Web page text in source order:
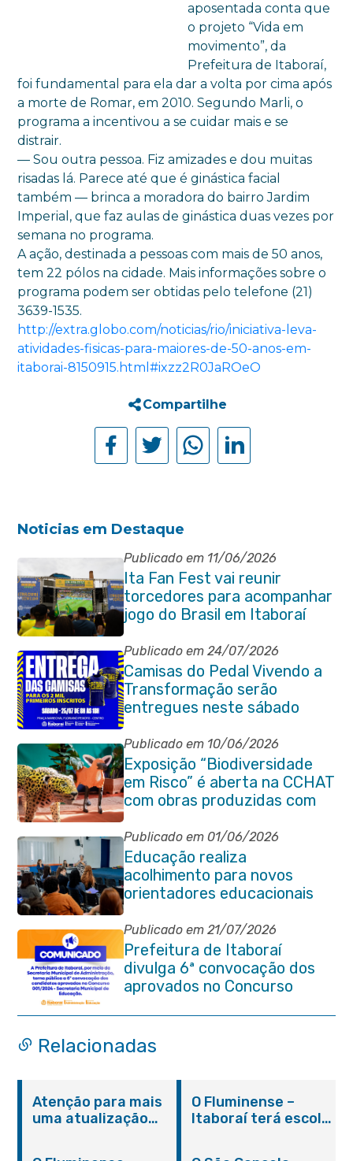
aposentada conta que
o projeto “Vida em
movimento”, da
Prefeitura de Itaboraí,
foi fundamental para ela dar a volta por cima após
a morte de Romar, em 2010. Segundo Marli, o
programa a incentivou a se cuidar mais e se
distrair.
— Sou outra pessoa. Fiz amizades e dou muitas
risadas lá. Parece até que é ginástica facial
também — brinca a moradora do bairro Jardim
Imperial, que faz aulas de ginástica duas vezes por
semana no programa.
A ação, destinada a pessoas com mais de 50 anos,
tem 22 pólos na cidade. Mais informações sobre o
programa podem ser obtidas pelo telefone (21)
3639-1535.
http://extra.globo.com/noticias/rio/iniciativa-leva-
atividades-fisicas-para-maiores-de-50-anos-em-
itaborai-8150915.html#ixzz2R0JaROeO
Compartilhe
Noticias em Destaque
Publicado em 11/06/2026
Ita Fan Fest vai reunir
torcedores para acompanhar
jogo do Brasil em Itaboraí
Publicado em 24/07/2026
Camisas do Pedal Vivendo a
Transformação serão
entregues neste sábado
(25/07)
Publicado em 10/06/2026
Exposição “Biodiversidade
em Risco” é aberta na CCHAT
com obras produzidas com
ajuda de alunos da rede
municipal
Publicado em 01/06/2026
Educação realiza
acolhimento para novos
orientadores educacionais
da rede municipal
Publicado em 21/07/2026
Prefeitura de Itaboraí
divulga 6ª convocação dos
aprovados no Concurso
Educação
Relacionadas
Atenção para mais
uma atualização
O Fluminense –
Itaboraí terá escola